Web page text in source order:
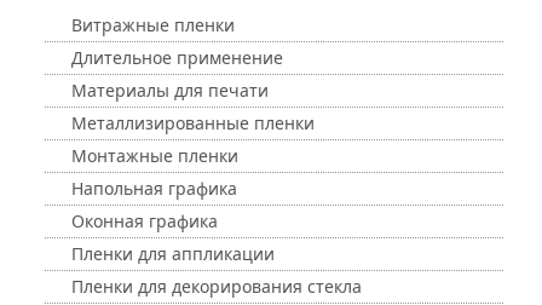
Витражные пленки
Длительное применение
Материалы для печати
Металлизированные пленки
Монтажные пленки
Напольная графика
Оконная графика
Пленки для аппликации
Пленки для декорирования стекла